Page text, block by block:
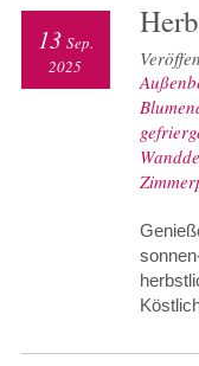
13 Sep.
2025